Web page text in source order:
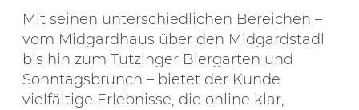
Mit seinen unterschiedlichen Bereichen –
vom Midgardhaus über den Midgardstadl
bis hin zum Tutzinger Biergarten und
Sonntagsbrunch – bietet der Kunde
vielfältige Erlebnisse, die online klar,